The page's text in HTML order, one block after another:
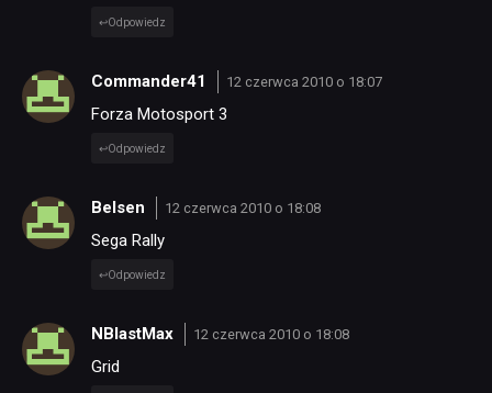
Odpowiedz
Commander41 12 czerwca 2010 o 18:07
Forza Motosport 3
Odpowiedz
Belsen 12 czerwca 2010 o 18:08
Sega Rally
Odpowiedz
NBlastMax 12 czerwca 2010 o 18:08
Grid